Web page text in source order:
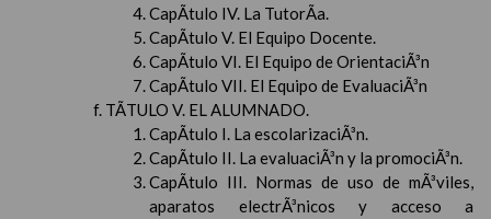
CapÃ­tulo IV. La TutorÃ­a.
CapÃ­tulo V. El Equipo Docente.
CapÃ­tulo VI. El Equipo de OrientaciÃ³n
CapÃ­tulo VII. El Equipo de EvaluaciÃ³n
TÃTULO V. EL ALUMNADO.
CapÃ­tulo I. La escolarizaciÃ³n.
CapÃ­tulo II. La evaluaciÃ³n y la promociÃ³n.
CapÃ­tulo III. Normas de uso de mÃ³viles,
aparatos electrÃ³nicos y acceso a